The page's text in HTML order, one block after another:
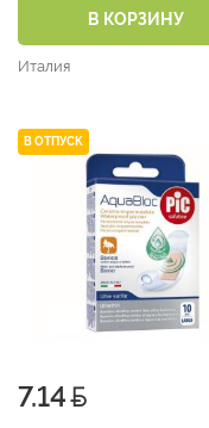
19х72 Delicate дет., 25х72
Aquabloc №20)
В КОРЗИНУ
Италия
В ОТПУСК
7.14